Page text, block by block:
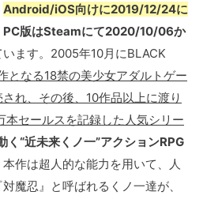
Android/iOS向けに2019/12/24に
PC版はSteamにて2020/10/06か
います。2005年10月にBLACK
となる18禁の美少女アダルトゲー
れ、その後、10作品以上に渡り
セールスを記録した人気シリー
く“近未来くノ一”アクションRPG
本作は超人的な能力を用いて、人
魔忍』と呼ばれるくノ一達が、